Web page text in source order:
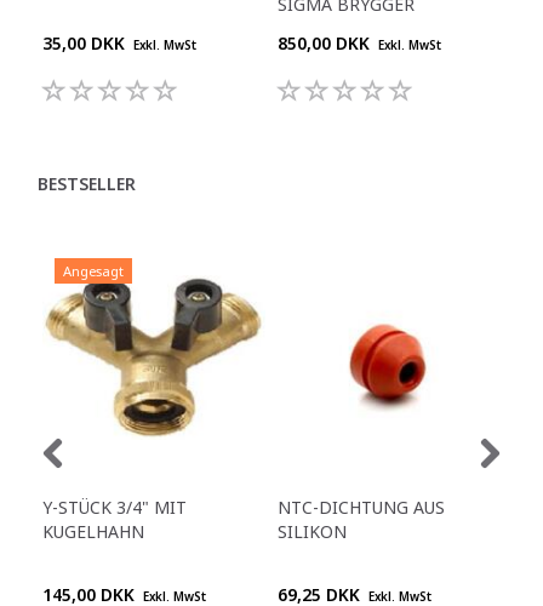
35,00 DKK Exkl. MwSt
850,00 DKK Exkl. MwSt
BESTSELLER
Angesagt
Y-STÜCK 3/4" MIT
KUGELHAHN
145,00 DKK Exkl. MwSt
NTC-DICHTUNG AUS
SILIKON
69,25 DKK Exkl. MwSt